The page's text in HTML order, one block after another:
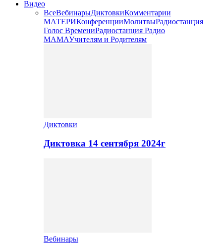
Видео
ВсеВебинарыДиктовкиКомментарии
МАТЕРИКонференцииМолитвыРадиостанция
Голос ВремениРадиостанция Радио
МАМАУчителям и Родителям
Диктовки
Диктовка 14 сентября 2024г
Вебинары